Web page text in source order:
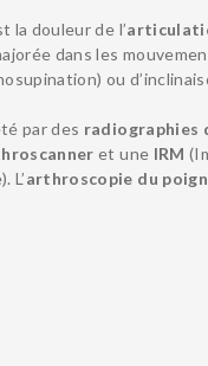
la douleur de l’
dans les
ou
par des radiographies
et une IRM
L’arthroscopie du